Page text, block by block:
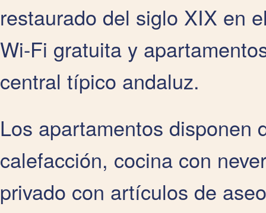
restaurado del siglo XIX en
Wi-Fi gratuita y
central típico andaluz.
Los apartamentos disponen
calefacción, cocina con
privado con artículos de